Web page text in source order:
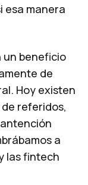
esa manera
un beneficio
de
Hoy existen
referidos,
a
las fintech